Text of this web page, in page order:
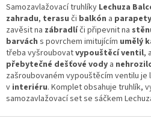
l
á
d
a
c
í
p
r
v
y
Samozavlažovací truhlíky Lechuza
zahradu, terasu či balkón a parapety
zavěsit na zábradlíči připevnit na
barvách s povrchem imitujícím umělý
třeba vyšroubovatvypouštěcí ventil,
přebytečné dešťové vody a
zašroubovaném vypouštěcím ventilu je
v interiéru. Komplet obsahuje truhlík,
samozavlažovací set se sáčkem